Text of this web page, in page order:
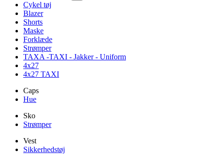
Cykel tøj
Blazer
Shorts
Maske
Forklæde
Strømper
TAXA -TAXI - Jakker - Uniform
4x27
4x27 TAXI
Caps
Hue
Sko
Strømper
Vest
Sikkerhedstøj